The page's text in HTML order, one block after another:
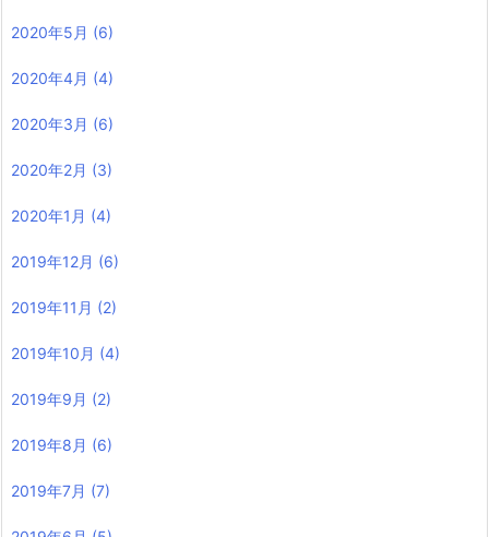
2020年5月 (6)
2020年4月 (4)
2020年3月 (6)
2020年2月 (3)
2020年1月 (4)
2019年12月 (6)
2019年11月 (2)
2019年10月 (4)
2019年9月 (2)
2019年8月 (6)
2019年7月 (7)